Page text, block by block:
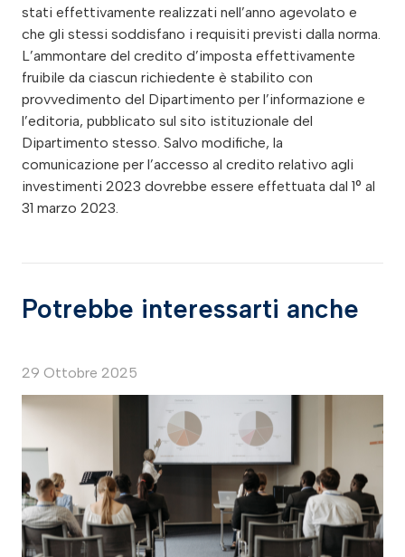
stati effettivamente realizzati nell’anno agevolato e
che gli stessi soddisfano i requisiti previsti dalla norma.
L’ammontare del credito d’imposta effettivamente
fruibile da ciascun richiedente è stabilito con
provvedimento del Dipartimento per l’informazione e
l’editoria, pubblicato sul sito istituzionale del
Dipartimento stesso. Salvo modifiche, la
comunicazione per l’accesso al credito relativo agli
investimenti 2023 dovrebbe essere effettuata dal 1° al
31 marzo 2023.
Potrebbe interessarti anche
29 Ottobre 2025